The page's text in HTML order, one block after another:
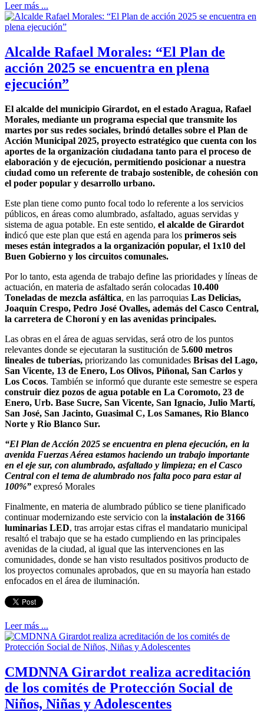
Leer más ...
Alcalde Rafael Morales: “El Plan de
acción 2025 se encuentra en plena
ejecución”
El alcalde del municipio Girardot, en el estado Aragua, Rafael
Morales, mediante un programa especial que transmite los
martes por sus redes sociales, brindó detalles sobre el Plan de
Acción Municipal 2025, proyecto estratégico que cuenta con los
aportes de la organización ciudadana tanto para el proceso de
elaboración y de ejecución, permitiendo posicionar a nuestra
ciudad como un referente de trabajo sostenible, de cohesión con
el poder popular y desarrollo urbano.
Este plan tiene como punto focal todo lo referente a los servicios
públicos, en áreas como alumbrado, asfaltado, aguas servidas y
sistema de agua potable. En este sentido, el alcalde de Girardot
indicó que este plan que está en agenda para los primeros seis
meses están integrados a la organización popular, el 1x10 del
Buen Gobierno y los circuitos comunales.
Por lo tanto, esta agenda de trabajo define las prioridades y líneas de
actuación, en materia de asfaltado serán colocadas 10.400
Toneladas de mezcla asfáltica, en las parroquias Las Delicias,
Joaquín Crespo, Pedro José Ovalles, además del Casco Central,
la carretera de Choroní y en las avenidas principales.
Las obras en el área de aguas servidas, será otro de los puntos
relevantes donde se ejecutaran la sustitución de 5.600 metros
lineales de tuberías, priorizando las comunidades Brisas del Lago,
San Vicente, 13 de Enero, Los Olivos, Piñonal, San Carlos y
Los Cocos. También se informó que durante este semestre se espera
construir diez pozos de agua potable en La Coromoto, 23 de
Enero, Urb. Base Sucre, San Vicente, San Ignacio, Julio Martí,
San José, San Jacinto, Guasimal C, Los Samanes, Rio Blanco
Norte y Rio Blanco Sur.
“El Plan de Acción 2025 se encuentra en plena ejecución, en la
avenida Fuerzas Aérea estamos haciendo un trabajo importante
en el eje sur, con alumbrado, asfaltado y limpieza; en el Casco
Central con el tema de alumbrado nos falta poco para estar al
100%” expresó Morales
Finalmente, en materia de alumbrado público se tiene planificado
continuar modernizando este servicio con la instalación de 3166
luminarias LED, tras arrojar estas cifras el mandatario municipal
resaltó el trabajo que se ha estado cumpliendo en las principales
avenidas de la ciudad, al igual que las intervenciones en las
comunidades, donde se han visto resultados positivos producto de
los proyectos comunales aprobados, que en su mayoría han estado
enfocados en el área de iluminación.
Leer más ...
CMDNNA Girardot realiza acreditación
de los comités de Protección Social de
Niños, Niñas y Adolescentes